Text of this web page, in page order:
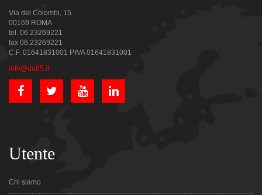
Via dei Colombi, 15
00169 ROMA
tel. 06.23269221
fax 06.23269221
C.F. 01641831001 P.IVA 01641831001
info@du85.it
Utente
Chi siamo